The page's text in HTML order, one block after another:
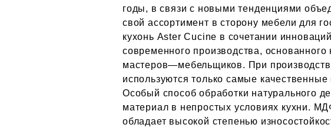
годы, в связи с новыми тенденциями
свой ассортимент в сторону мебели для
кухонь Aster Cucine в сочетании
современного производства,
мастеров—мебельщиков. При
используются только самые
Особый способ обработки натурального
материал в непростых условиях кухни.
обладает высокой степенью